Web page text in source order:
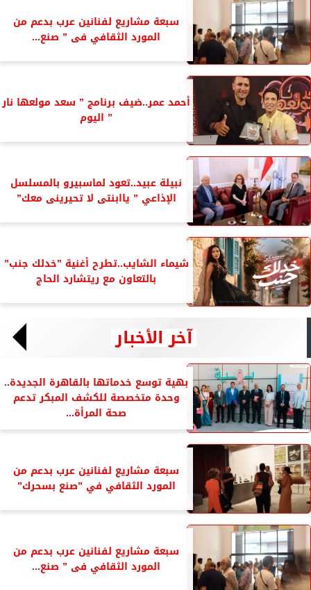
سبعة مشاريع لفنانين عرب بدعم من
المورد الثقافي فى ” صنع...
أحمد عمر..ضيف برنامج ” سعد مولعها نار
” اليوم
نبيلة عبيد..تعود لماسبيرو بالمسلسل
الإذاعي ” ياابنتى لا تحيرينى معك”
شيماء الشايب..تطرح أغنية ”خدلك جنب”
بالتعاون مع ريتشارد الحاج
آخر الأخبار
بهية توسع خدماتها بالقاهرة الجديدة..
وحدة متخصصة للكشف المبكر تدعم
صحة المرأة...
سبعة مشاريع لفنانين عرب بدعم من
المورد الثقافي في ”صنع بسحرك”
سبعة مشاريع لفنانين عرب بدعم من
المورد الثقافي فى ” صنع...